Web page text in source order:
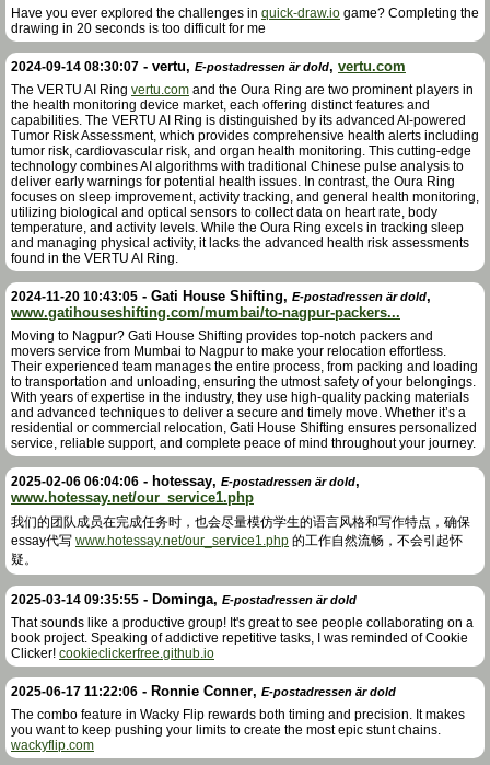
Have you ever explored the challenges in quick-draw.io game? Completing the
drawing in 20 seconds is too difficult for me
2024-09-14 08:30:07 - vertu, E-postadressen är dold, vertu.com
The VERTU AI Ring vertu.com and the Oura Ring are two prominent players in
the health monitoring device market, each offering distinct features and
capabilities. The VERTU AI Ring is distinguished by its advanced AI-powered
Tumor Risk Assessment, which provides comprehensive health alerts including
tumor risk, cardiovascular risk, and organ health monitoring. This cutting-edge
technology combines AI algorithms with traditional Chinese pulse analysis to
deliver early warnings for potential health issues. In contrast, the Oura Ring
focuses on sleep improvement, activity tracking, and general health monitoring,
utilizing biological and optical sensors to collect data on heart rate, body
temperature, and activity levels. While the Oura Ring excels in tracking sleep
and managing physical activity, it lacks the advanced health risk assessments
found in the VERTU AI Ring.
2024-11-20 10:43:05 - Gati House Shifting, E-postadressen är dold,
www.gatihouseshifting.com/mumbai/to-nagpur-packers...
Moving to Nagpur? Gati House Shifting provides top-notch packers and
movers service from Mumbai to Nagpur to make your relocation effortless.
Their experienced team manages the entire process, from packing and loading
to transportation and unloading, ensuring the utmost safety of your belongings.
With years of expertise in the industry, they use high-quality packing materials
and advanced techniques to deliver a secure and timely move. Whether it’s a
residential or commercial relocation, Gati House Shifting ensures personalized
service, reliable support, and complete peace of mind throughout your journey.
2025-02-06 06:04:06 - hotessay, E-postadressen är dold,
www.hotessay.net/our_service1.php
我们的团队成员在完成任务时，也会尽量模仿学生的语言风格和写作特点，确保
essay代写 www.hotessay.net/our_service1.php 的工作自然流畅，不会引起怀
疑。
2025-03-14 09:35:55 - Dominga, E-postadressen är dold
That sounds like a productive group! It's great to see people collaborating on a
book project. Speaking of addictive repetitive tasks, I was reminded of Cookie
Clicker! cookieclickerfree.github.io
2025-06-17 11:22:06 - Ronnie Conner, E-postadressen är dold
The combo feature in Wacky Flip rewards both timing and precision. It makes
you want to keep pushing your limits to create the most epic stunt chains.
wackyflip.com